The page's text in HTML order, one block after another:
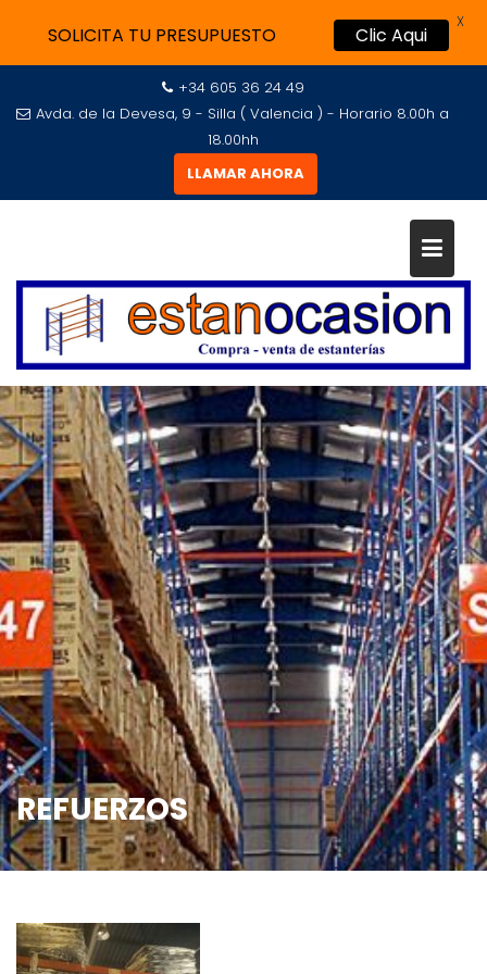
+34 605 36 24 49
Avda. de la Devesa, 9 - Silla ( Valencia ) - Horario 8.00h a
18.00hh
LLAMAR AHORA
REFUERZOS
SOLICITA TU PRESUPUESTO Clic Aqui
X